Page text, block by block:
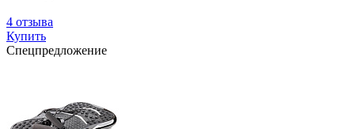
4 отзыва
Купить
Спецпредложение